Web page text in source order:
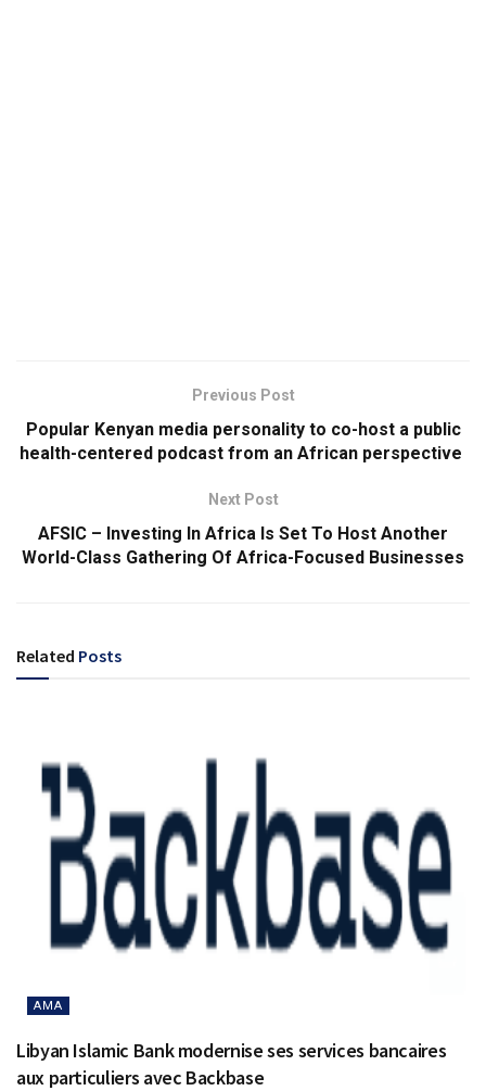
Previous Post
Popular Kenyan media personality to co-host a public
health-centered podcast from an African perspective
Next Post
AFSIC – Investing In Africa Is Set To Host Another
World-Class Gathering Of Africa-Focused Businesses
Related Posts
AMA
Libyan Islamic Bank modernise ses services bancaires
aux particuliers avec Backbase